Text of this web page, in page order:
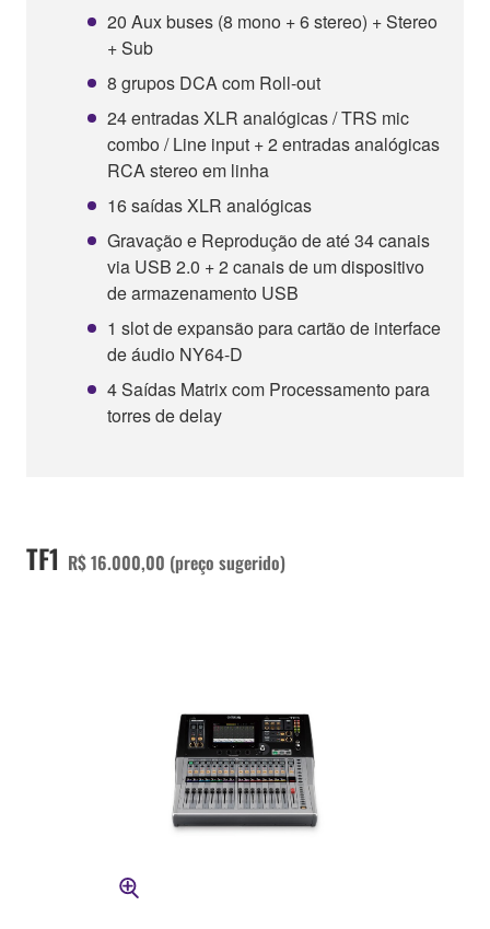
20 Aux buses (8 mono + 6 stereo) + Stereo
+ Sub
8 grupos DCA com Roll-out
24 entradas XLR analógicas / TRS mic
combo / Line input + 2 entradas analógicas
RCA stereo em linha
16 saídas XLR analógicas
Gravação e Reprodução de até 34 canais
via USB 2.0 + 2 canais de um dispositivo
de armazenamento USB
1 slot de expansão para cartão de interface
de áudio NY64-D
4 Saídas Matrix com Processamento para
torres de delay
TF1 R$ 16.000,00 (preço sugerido)